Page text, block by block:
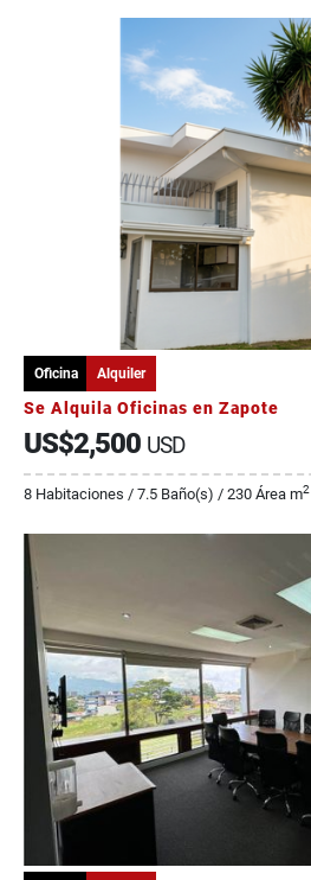
Oficina Alquiler
Se Alquila Oficinas en Zapote
US$2,500 USD
8 Habitaciones / 7.5 Baño(s) / 230 Área m2